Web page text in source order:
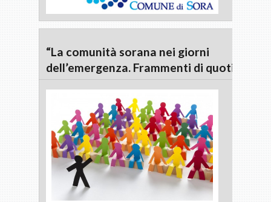
“La comunità sorana nei giorni
dell’emergenza. Frammenti di